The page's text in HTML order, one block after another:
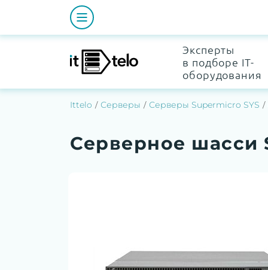
Эксперты
в подборе IT-
оборудования
Ittelo Серверы Серверы Supermicro SYS
Серверное шасси